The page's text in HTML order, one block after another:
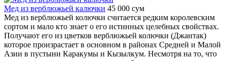
Мед из верблюжьей калючки 45 000 сум
Мед из верблюжьей колючки считается редким королевским
сортом и мало кто знает о его истинных целебных свойствах.
Получают его из цветков верблюжьей колючки (Джантак)
которое произрастает в основном в районах Средней и Малой
Азии в пустыни Каракумы и Кызылкум. Несмотря на то, что